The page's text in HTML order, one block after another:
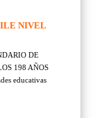
NIVEL
DE
198 AÑOS
educativas